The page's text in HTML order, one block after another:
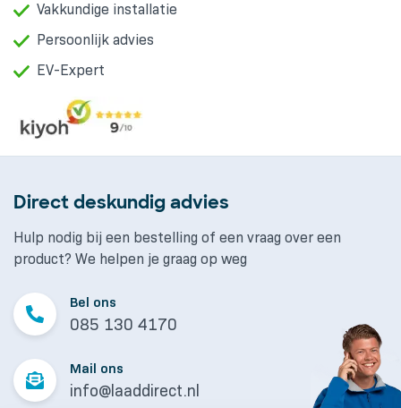
Vakkundige installatie
Persoonlijk advies
EV-Expert
Direct deskundig advies
Hulp nodig bij een bestelling of een vraag over een
product? We helpen je graag op weg
Bel ons
085 130 4170
Mail ons
info@laaddirect.nl